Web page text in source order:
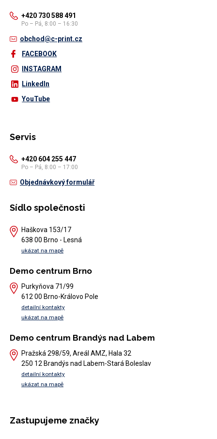
+420 730 588 491
Po – Pá, 8:00 – 16:30
obchod@c-print.cz
FACEBOOK
INSTAGRAM
LinkedIn
YouTube
Servis
+420 604 255 447
Po – Pá, 8:00 – 17:00
Objednávkový formulář
Sídlo společnosti
Haškova 153/17
638 00 Brno - Lesná
ukázat na mapě
Demo centrum Brno
Purkyňova 71/99
612 00 Brno-Královo Pole
detailní kontakty
ukázat na mapě
Demo centrum Brandýs nad Labem
Pražská 298/59, Areál AMZ, Hala 32
250 12 Brandýs nad Labem-Stará Boleslav
detailní kontakty
ukázat na mapě
Zastupujeme značky